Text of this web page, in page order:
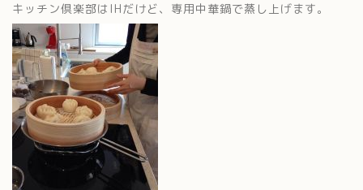
キッチン倶楽部はIHだけど、専用中華鍋で蒸し上げます。